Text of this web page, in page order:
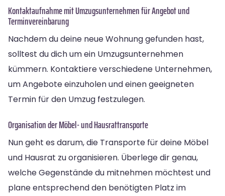
Kontaktaufnahme mit Umzugsunternehmen für Angebot und
Terminvereinbarung
Nachdem du deine neue Wohnung gefunden hast,
solltest du dich um ein Umzugsunternehmen
kümmern. Kontaktiere verschiedene Unternehmen,
um Angebote einzuholen und einen geeigneten
Termin für den Umzug festzulegen.
Organisation der Möbel- und Hausrattransporte
Nun geht es darum, die Transporte für deine Möbel
und Hausrat zu organisieren. Überlege dir genau,
welche Gegenstände du mitnehmen möchtest und
plane entsprechend den benötigten Platz im